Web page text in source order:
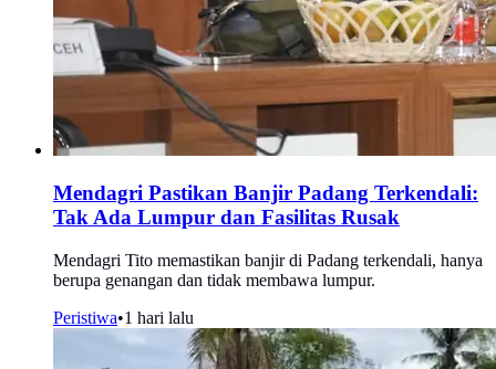
Mendagri Pastikan Banjir Padang Terkendali:
Tak Ada Lumpur dan Fasilitas Rusak
Mendagri Tito memastikan banjir di Padang terkendali, hanya
berupa genangan dan tidak membawa lumpur.
Peristiwa•1 hari lalu